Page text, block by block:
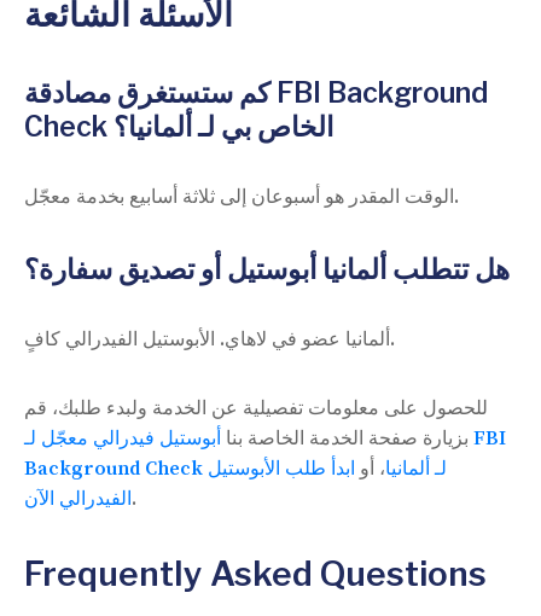
الأسئلة الشائعة
كم ستستغرق مصادقة FBI Background
Check الخاص بي لـ ألمانيا؟
الوقت المقدر هو أسبوعان إلى ثلاثة أسابيع بخدمة معجّل.
هل تتطلب ألمانيا أبوستيل أو تصديق سفارة؟
ألمانيا عضو في لاهاي. الأبوستيل الفيدرالي كافٍ.
للحصول على معلومات تفصيلية عن الخدمة ولبدء طلبك، قم
بزيارة صفحة الخدمة الخاصة بنا أبوستيل فيدرالي معجّل لـ FBI
Background Check لـ ألمانيا، أو ابدأ طلب الأبوستيل
الفيدرالي الآن.
Frequently Asked Questions